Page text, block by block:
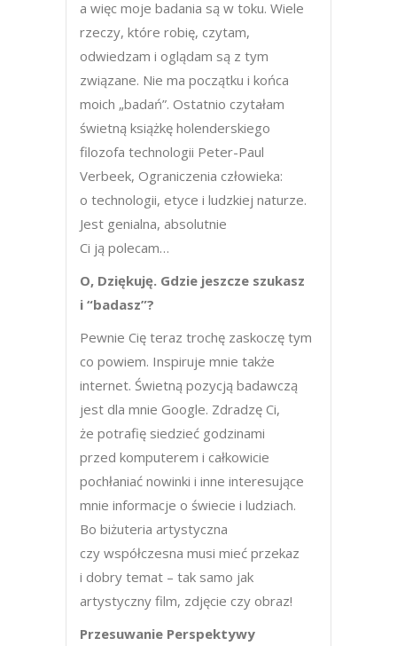
a więc moje badania są w toku. Wiele
rzeczy, które robię, czytam,
odwiedzam i oglądam są z tym
związane. Nie ma początku i końca
moich „badań”. Ostatnio czytałam
świetną książkę holenderskiego
filozofa technologii Peter-Paul
Verbeek, Ograniczenia człowieka:
o technologii, etyce i ludzkiej naturze.
Jest genialna, absolutnie
Ci ją polecam…
O, Dziękuję. Gdzie jeszcze szukasz
i “badasz”?
Pewnie Cię teraz trochę zaskoczę tym
co powiem. Inspiruje mnie także
internet. Świetną pozycją badawczą
jest dla mnie Google. Zdradzę Ci,
że potrafię siedzieć godzinami
przed komputerem i całkowicie
pochłaniać nowinki i inne interesujące
mnie informacje o świecie i ludziach.
Bo biżuteria artystyczna
czy współczesna musi mieć przekaz
i dobry temat – tak samo jak
artystyczny film, zdjęcie czy obraz!
Przesuwanie Perspektywy